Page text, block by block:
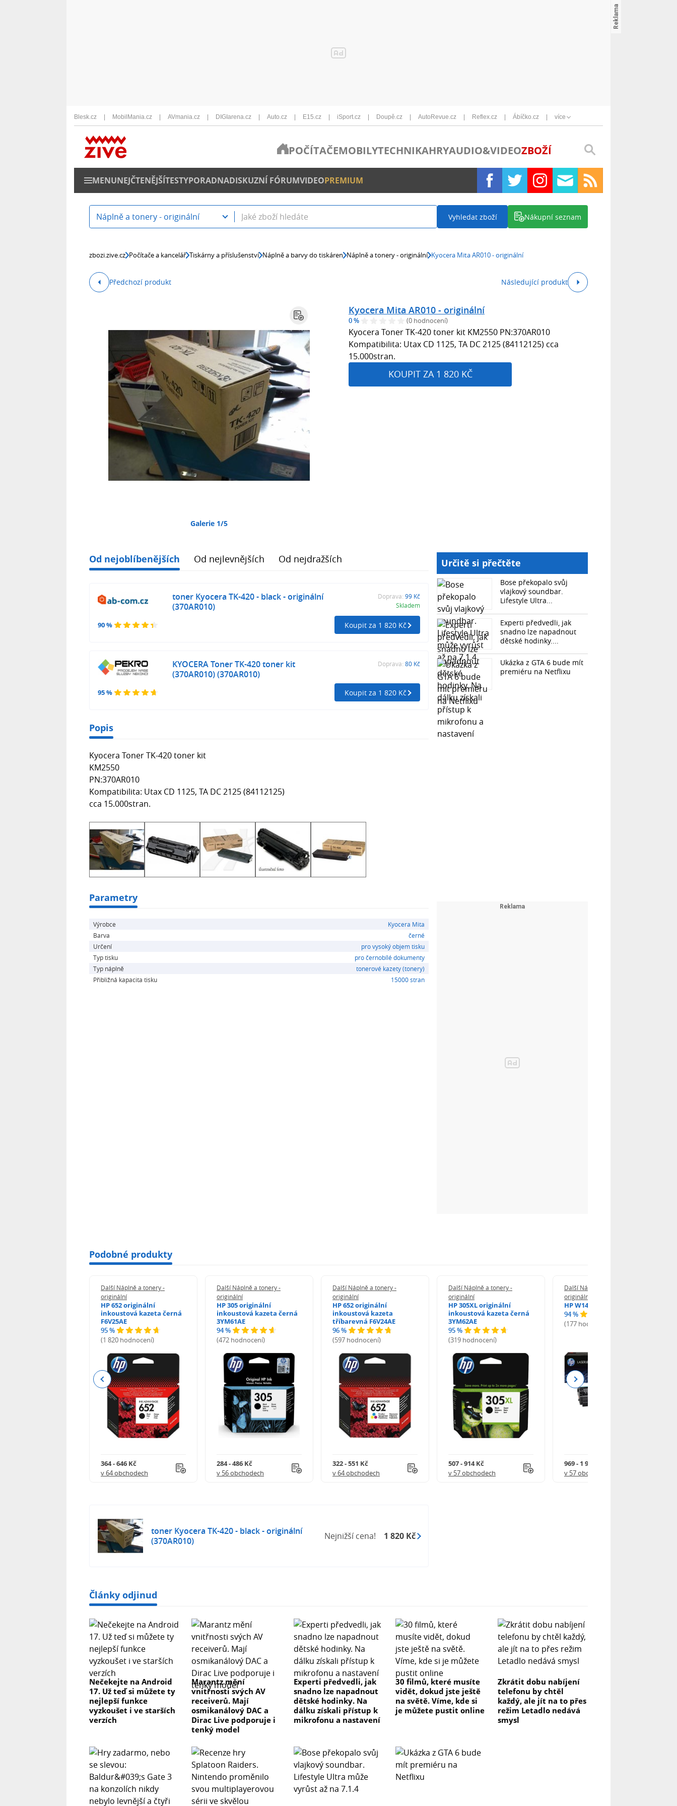
Blesk.cz MobilMania.cz AVmania.cz DIGIarena.cz Auto.cz E15.cz iSport.cz Doupě.cz AutoRevue.cz Reflex.cz Ábíčko.cz více
POČÍTAČEMOBILYTECHNIKAHRYAUDIO&VIDEOZBOŽÍ
MENUNEJČTENĚJŠÍTESTYPORADNADISKUZNÍ FÓRUMVIDEOPREMIUM
Náplně a tonery - originální Vyhledat zboží Nákupní seznam
zbozi.zive.cz Počítače a kancelář Tiskárny a příslušenství Náplně a barvy do tiskáren Náplně a tonery - originální Kyocera Mita AR010 - originální
Předchozí produkt Následující produkt
Galerie 1/5
Kyocera Mita AR010 - originální
0 % (0 hodnocení)
Kyocera Toner TK-420 toner kit KM2550 PN:370AR010
Kompatibilita: Utax CD 1125, TA DC 2125 (84112125) cca
15.000stran.
KOUPIT ZA 1 820 KČ
Od nejoblíbenějších Od nejlevnějších Od nejdražších
90 %
toner Kyocera TK-420 - black - originální
(370AR010)
Doprava: 99 Kč
Skladem
Koupit za 1 820 Kč
95 %
KYOCERA Toner TK-420 toner kit
(370AR010) (370AR010)
Doprava: 80 Kč
Koupit za 1 820 Kč
Popis
Kyocera Toner TK-420 toner kit
KM2550
PN:370AR010
Kompatibilita: Utax CD 1125, TA DC 2125 (84112125)
cca 15.000stran.
Parametry
Výrobce
Kyocera Mita
Barva
černé
Určení
pro vysoký objem tisku
Typ tisku
pro černobílé dokumenty
Typ náplně
tonerové kazety (tonery)
Přibližná kapacita tisku
15000 stran
Určitě si přečtěte
Bose překopalo svůj
vlajkový soundbar.
Lifestyle Ultra...
Experti předvedli, jak
snadno lze napadnout
dětské hodinky....
Ukázka z GTA 6 bude mít
premiéru na Netflixu
Podobné produkty
Další Náplně a tonery -
originální
HP 652 originální
inkoustová kazeta černá
F6V25AE
95 %
(1 820 hodnocení)
364 - 646 Kč
v 64 obchodech
Další Náplně a tonery -
originální
HP 305 originální
inkoustová kazeta černá
3YM61AE
94 %
(472 hodnocení)
284 - 486 Kč
v 56 obchodech
Další Náplně a tonery -
originální
HP 652 originální
inkoustová kazeta
tříbarevná F6V24AE
96 %
(597 hodnocení)
322 - 551 Kč
v 64 obchodech
Další Náplně a tonery -
originální
HP 305XL originální
inkoustová kazeta černá
3YM62AE
95 %
(319 hodnocení)
507 - 914 Kč
v 57 obchodech
Další Náplně a tonery -
originální
HP W1420A - originální
94 %
(177 hodnocení)
969 - 1 918 Kč
v 57 obchodech
Previous Next
toner Kyocera TK-420 - black - originální
(370AR010)
Nejnižší cena! 1 820 Kč
Články odjinud
Nečekejte na Android
17. Už teď si můžete ty
nejlepší funkce
vyzkoušet i ve starších
verzích
Marantz mění
vnitřnosti svých AV
receiverů. Mají
osmikanálový DAC a
Dirac Live podporuje i
tenký model
Experti předvedli, jak
snadno lze napadnout
dětské hodinky. Na
dálku získali přístup k
mikrofonu a nastavení
30 filmů, které musíte
vidět, dokud jste ještě
na světě. Víme, kde si
je můžete pustit online
Zkrátit dobu nabíjení
telefonu by chtěl
každý, ale jít na to přes
režim Letadlo nedává
smysl